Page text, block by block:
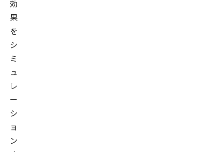
効
果
を
シ
ミ
ュ
レ
ー
シ
ョ
ン